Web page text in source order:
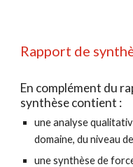
Rapport de
En complément du
synthèse contient :
une analyse
domaine, du niveau
une synthèse de